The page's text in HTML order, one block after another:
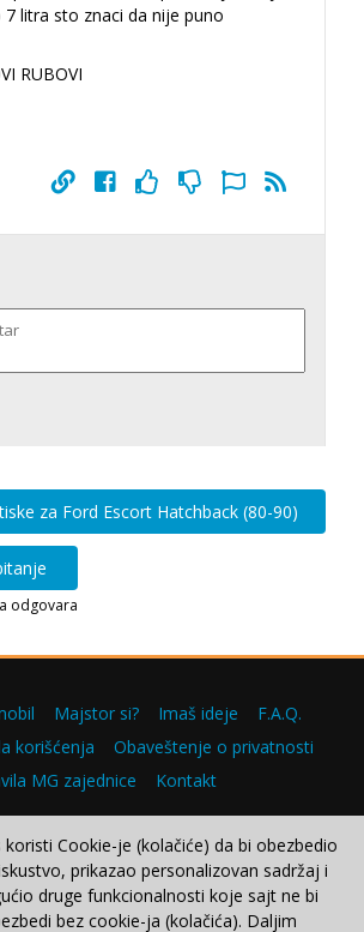
litra sto znaci da nije puno
RUBOVI
za Ford Escort Hatchback (80-90)
odgovara
Majstor si? Imaš ideje
F.A.Q.
korišćenja
Obaveštenje o privatnosti
MG zajednice
Kontakt
Copyright © 2000–2026.
Cookie-je (kolačiće) da bi obezbedio
prikazao personalizovan sadržaj i
druge funkcionalnosti koje sajt ne bi
bez cookie-ja (kolačića). Daljim